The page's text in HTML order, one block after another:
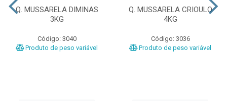
Q. MUSSARELA DIMINAS
3KG
Código: 3040
Produto de peso variável
Q. MUSSARELA CRIOULO
4KG
Código: 3036
Produto de peso variável